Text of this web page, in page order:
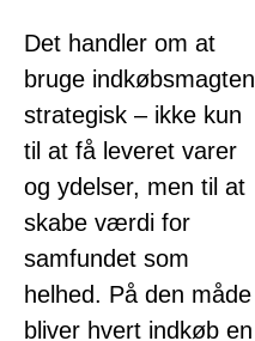
Det handler om at
bruge indkøbsmagten
strategisk – ikke kun
til at få leveret varer
og ydelser, men til at
skabe værdi for
samfundet som
helhed. På den måde
bliver hvert indkøb en